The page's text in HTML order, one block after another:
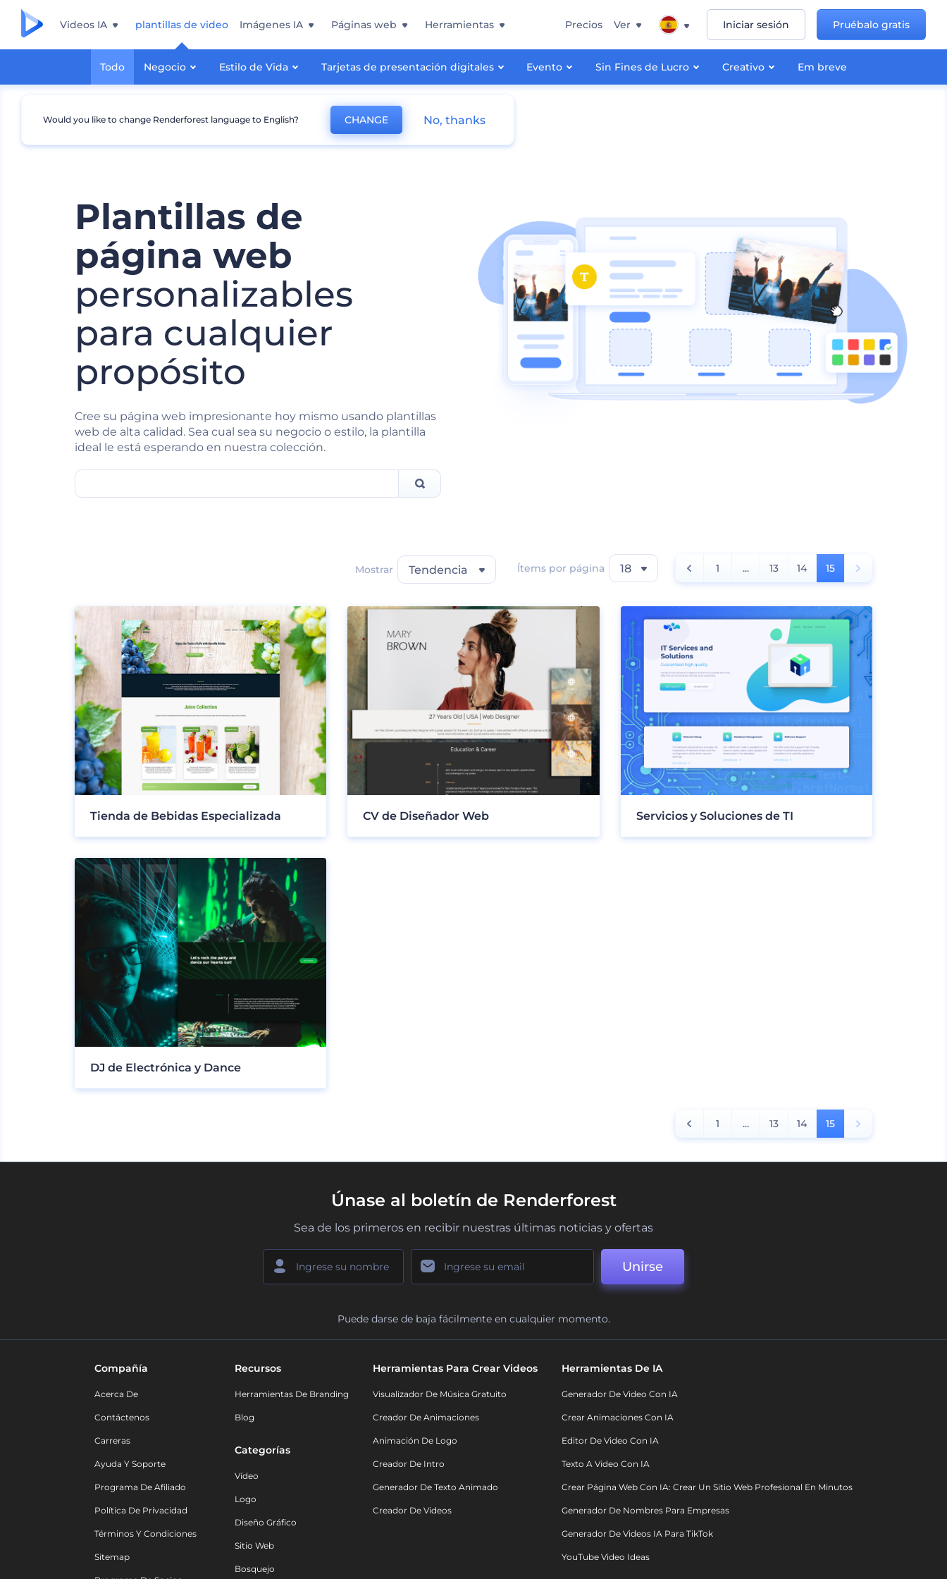
Videos IA plantillas de video
Todo Negocio Estilo de Vida Tarjetas de presentación digitales Evento Sin Fines de Lucro Creativo Em breve
Imágenes IA Páginas web Herramientas Precios Ver Iniciar sesión Pruébalo gratis
Plantillas de
página web
personalizables
para cualquier
propósito
Cree su página web impresionante hoy mismo usando plantillas
web de alta calidad. Sea cual sea su negocio o estilo, la plantilla
ideal le está esperando en nuestra colección.
Mostrar Tendencia Ítems por página 18 1 ... 13 14 15
Tienda de Bebidas Especializada CV de Diseñador Web Servicios y Soluciones de TI
DJ de Electrónica y Dance
1 ... 13 14 15
Únase al boletín de Renderforest
Sea de los primeros en recibir nuestras últimas noticias y ofertas
Unirse
Puede darse de baja fácilmente en cualquier momento.
Compañía
Acerca De
Contáctenos
Carreras
Ayuda Y Soporte
Programa De Afiliado
Política De Privacidad
Términos Y Condiciones
Sitemap
Recursos
Herramientas De Branding
Blog
Categorías
Vídeo
Logo
Diseño Gráfico
Sitio Web
Bosquejo
Herramientas Para Crear Videos
Visualizador De Música Gratuito
Creador De Animaciones
Animación De Logo
Creador De Intro
Generador De Texto Animado
Creador De Videos
Herramientas De IA
Generador De Video Con IA
Crear Animaciones Con IA
Editor De Video Con IA
Texto A Video Con IA
Crear Página Web Con IA: Crear Un Sitio Web Profesional En Minutos
Generador De Nombres Para Empresas
Generador De Videos IA Para TikTok
YouTube Video Ideas
Would you like to change Renderforest language to English? CHANGE No, thanks